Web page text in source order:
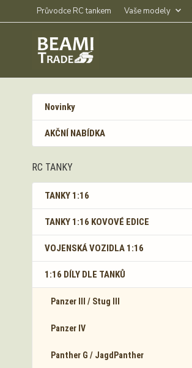
Průvodce RC tankem Vaše modely
Novinky
AKČNÍ NABÍDKA
RC TANKY
TANKY 1:16
TANKY 1:16 KOVOVÉ EDICE
VOJENSKÁ VOZIDLA 1:16
1:16 DÍLY DLE TANKŮ
Panzer III / Stug III
Panzer IV
Panther G / JagdPanther